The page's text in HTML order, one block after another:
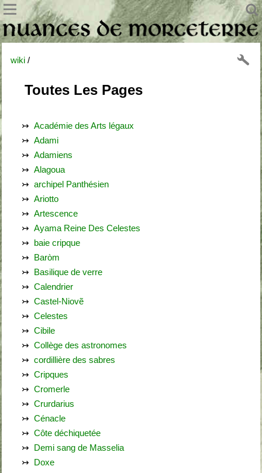
wiki /
Toutes Les Pages
Académie des Arts légaux
Adami
Adamiens
Alagoua
archipel Panthésien
Ariotto
Artescence
Ayama Reine Des Celestes
baie cripque
Baròm
Basilique de verre
Calendrier
Castel-Niovẽ
Celestes
Cibile
Collège des astronomes
cordillière des sabres
Cripques
Cromerle
Crurdarius
Cénacle
Côte déchiquetée
Demi sang de Masselia
Doxe